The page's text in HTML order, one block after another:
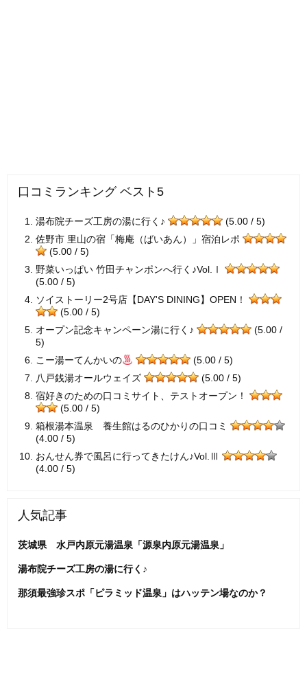
口コミランキング ベスト5
湯布院チーズ工房の湯に行く♪
(5.00 / 5)
佐野市 里山の宿「梅庵（ばいあん）」宿泊レポ
(5.00 / 5)
野菜いっぱい 竹田チャンポンへ行く♪Vol.Ⅰ
(5.00 / 5)
ソイストーリー2号店【DAY'S DINING】OPEN！
(5.00 / 5)
オープン記念キャンペーン湯に行く♪
(5.00 /
5)
こー湯ーてんかいの
(5.00 / 5)
八戸銭湯オールウェイズ
(5.00 / 5)
宿好きのための口コミサイト、テストオープン！
(5.00 / 5)
箱根湯本温泉 養生館はるのひかりの口コミ
(4.00 / 5)
おんせん券で風呂に行ってきたけん♪Vol.Ⅲ
(4.00 / 5)
人気記事
茨城県 水戸内原元湯温泉「源泉内原元湯温泉」
湯布院チーズ工房の湯に行く♪
那須最強珍スポ「ピラミッド温泉」はハッテン場なのか？